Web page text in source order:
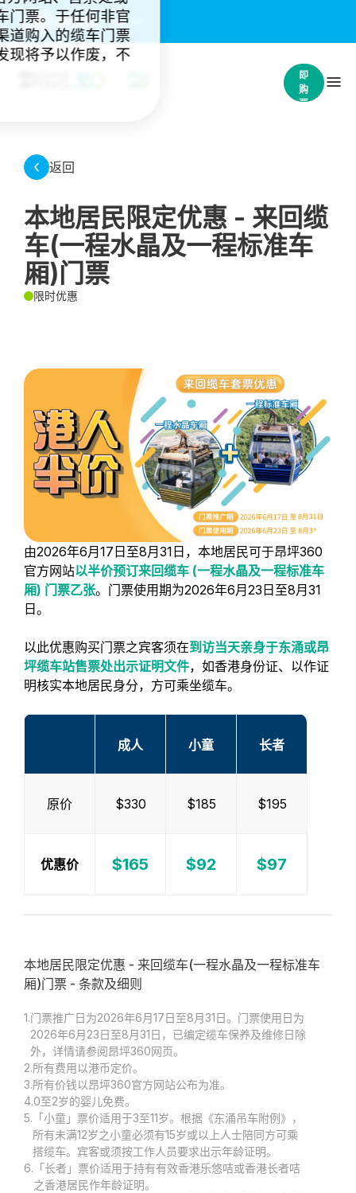
重要通知：(4)
立
即
购
票
门票。于任何非官
道购入的缆车门票
现将予以作废，不
返回
本地居民限定优惠 - 来回缆
车(一程水晶及一程标准车
厢)门票
限时优惠
由2026年6月17日至8月31日，本地居民可于昂坪360
官方网站以半价预订来回缆车 (一程水晶及一程标准车
厢) 门票乙张。门票使用期为2026年6月23日至8月31
日。
以此优惠购买门票之宾客须在到访当天亲身于东涌或昂
坪缆车站售票处出示证明文件，如香港身份证、以作证
明核实本地居民身分，方可乘坐缆车。
成人 小童 长者
原价 $330 $185 $195
优惠价 $165 $92 $97
本地居民限定优惠 - 来回缆车(一程水晶及一程标准车
厢)门票 - 条款及细则
1.门票推广日为2026年6月17日至8月31日。门票使用日为
2026年6月23日至8月31日，已编定缆车保养及维修日除
外，详情请参阅昂坪360网页。
2.所有费用以港币定价。
3.所有价钱以昂坪360官方网站公布为准。
4.0至2岁的婴儿免费。
5. 「小童」票价适用于3至11岁。根据《东涌吊车附例》，
所有未满12岁之小童必须有15岁或以上人士陪同方可乘
搭缆车。宾客或须按工作人员要求出示年龄证明。
6. 「长者」票价适用于持有有效香港乐悠咭或香港长者咭
之香港居民作年龄证明。